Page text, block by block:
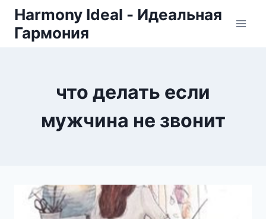
Skip
content
Harmony Ideal - Идеальная
Гармония
что делать если
мужчина не звонит